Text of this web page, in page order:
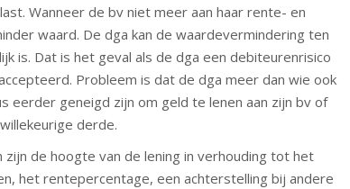
Wanneer de bv niet meer aan haar rente- en
waard. De dga kan de waardevermindering ten
is. Dat is het geval als de dga een debiteurenrisico
Probleem is dat de dga meer dan wie ook
eerder geneigd zijn om geld te lenen aan zijn bv of
derde.
de hoogte van de lening in verhouding tot het
het rentepercentage, een achterstelling bij andere